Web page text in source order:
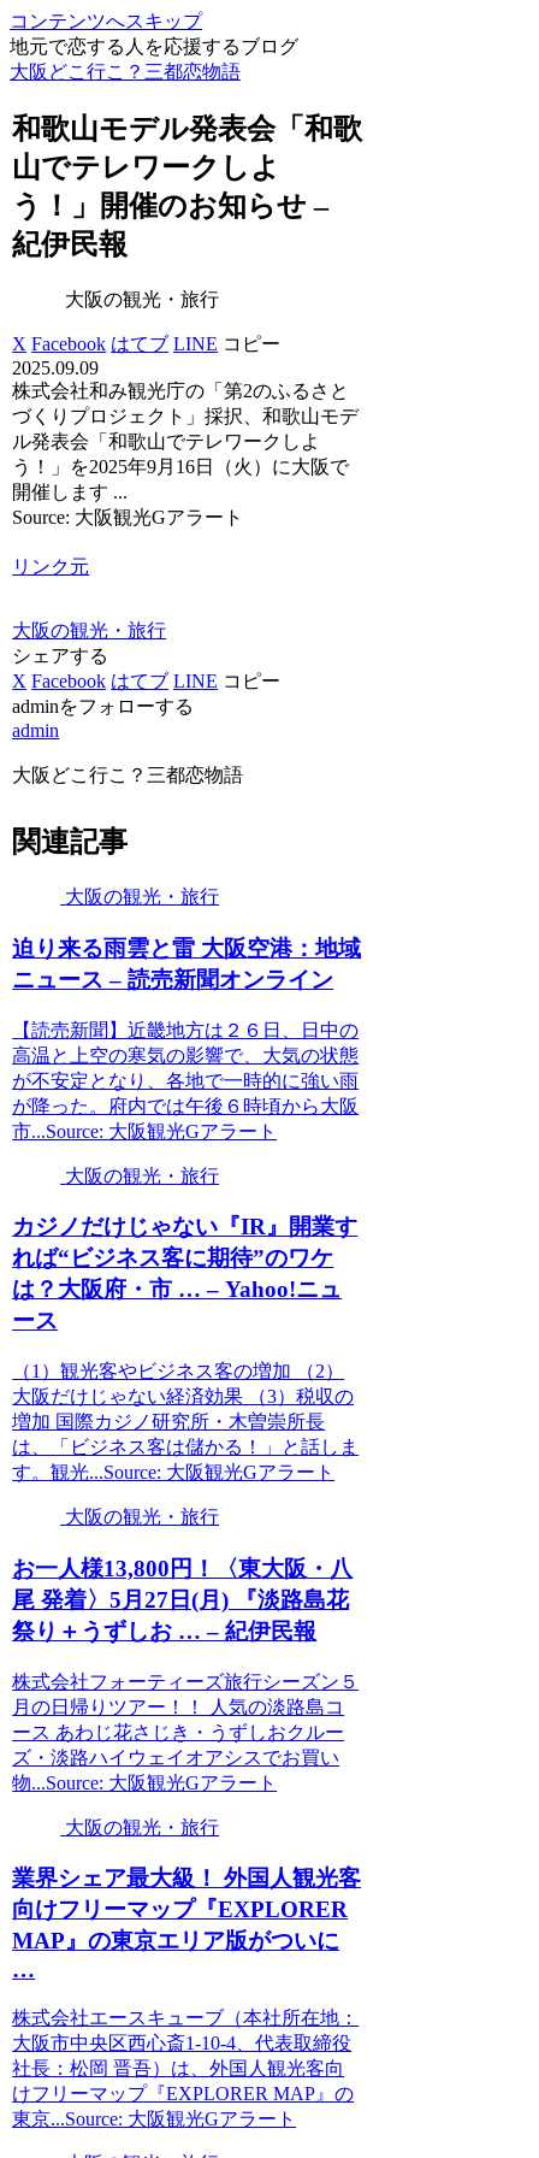
コンテンツへスキップ
地元で恋する人を応援するブログ
大阪どこ行こ？三都恋物語
和歌山モデル発表会「和歌
山でテレワークしよ
う！」開催のお知らせ –
紀伊民報
大阪の観光・旅行
X Facebook はてブ LINE コピー
2025.09.09
株式会社和み観光庁の「第2のふるさと
づくりプロジェクト」採択、和歌山モデ
ル発表会「和歌山でテレワークしよ
う！」を2025年9月16日（火）に大阪で
開催します ...
Source: 大阪観光Gアラート
リンク元
大阪の観光・旅行
シェアする
X Facebook はてブ LINE コピー
adminをフォローする
admin
大阪どこ行こ？三都恋物語
関連記事
大阪の観光・旅行
迫り来る雨雲と雷 大阪空港：地域
ニュース – 読売新聞オンライン
【読売新聞】近畿地方は２６日、日中の
高温と上空の寒気の影響で、大気の状態
が不安定となり、各地で一時的に強い雨
が降った。府内では午後６時頃から大阪
市...Source: 大阪観光Gアラート
大阪の観光・旅行
カジノだけじゃない『IR』開業す
れば“ビジネス客に期待”のワケ
は？ 大阪府・市 … – Yahoo!ニュ
ース
（1）観光客やビジネス客の増加 （2）
大阪だけじゃない経済効果 （3）税収の
増加 国際カジノ研究所・木曽崇所長
は、「ビジネス客は儲かる！」と話しま
す。観光...Source: 大阪観光Gアラート
大阪の観光・旅行
お一人様13,800円！〈東大阪 ・八
尾 発着〉5月27日(月) 『淡路島花
祭り＋うずしお … – 紀伊民報
株式会社フォーティーズ旅行シーズン５
月の日帰りツアー！！ 人気の淡路島コ
ース あわじ花さじき・うずしおクルー
ズ・淡路ハイウェイオアシスでお買い
物...Source: 大阪観光Gアラート
大阪の観光・旅行
業界シェア最大級！ 外国人観光客
向けフリーマップ『EXPLORER
MAP』の東京エリア版がついに
…
株式会社エースキューブ（本社所在地：
大阪市中央区西心斎1-10-4、代表取締役
社長：松岡 晋吾）は、外国人観光客向
けフリーマップ『EXPLORER MAP』の
東京...Source: 大阪観光Gアラート